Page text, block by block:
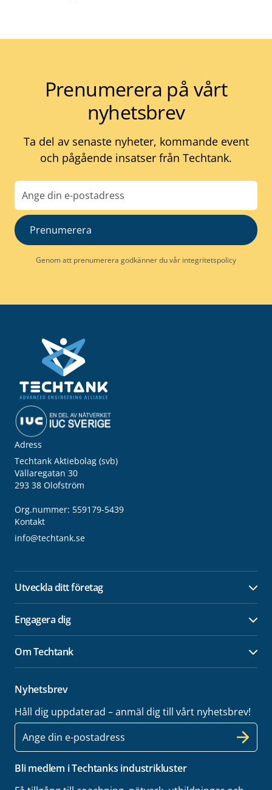
Prenumerera på vårt
nyhetsbrev
Ta del av senaste nyheter, kommande event
och pågående insatser från Techtank.
E-
post
Genom att prenumerera godkänner du vår integritetspolicy
Adress
Techtank Aktiebolag (svb)
Vällaregatan 30
293 38 Olofström
Org.nummer: 559179-5439
Kontakt
info@techtank.se
Utveckla ditt företag
Engagera dig
Om Techtank
Nyhetsbrev
Håll dig uppdaterad – anmäl dig till vårt nyhetsbrev!
E-
post
Bli medlem i Techtanks industrikluster